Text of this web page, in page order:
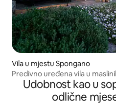
Vila u mjestu Spongano
Predivno uređena vila u
Udobnost kao u
odlične